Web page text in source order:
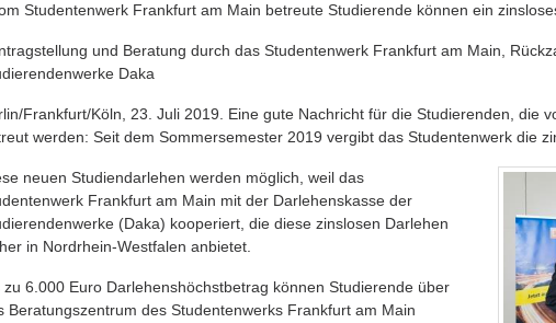
Studentenwerk Frankfurt am Main betreute Studierende können ein
und Beratung durch das Studentenwerk Frankfurt am Main,
Daka
Frankfurt/Köln, 23. Juli 2019. Eine gute Nachricht für die Studierenden, die
werden: Seit dem Sommersemester 2019 vergibt das Studentenwerk die
neuen Studiendarlehen werden möglich, weil das
Frankfurt am Main mit der Darlehenskasse der
(Daka) kooperiert, die diese zinslosen Darlehen
in Nordrhein-Westfalen anbietet.
zu 6.000 Euro Darlehenshöchstbetrag können Studierende über
Beratungszentrum des Studentenwerks Frankfurt am Main